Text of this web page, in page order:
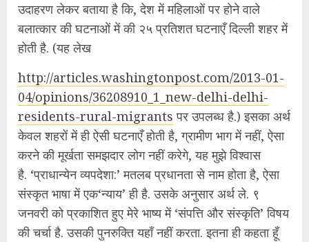
उदाहरण लेकर बताया है कि, देश में महिलाओं पर होने वाले
बलात्कार की घटनाओं में की २५ प्रतिशत घटनाएँ दिल्ली शहर में
होती है. (यह लेख
http://articles.washingtonpost.com/2013-01-
04/opinions/36208910_1_new-delhi-delhi-
residents-rural-migrants पर उपलब्ध है.) इसका अर्थ
केवल शहरों में ही ऐसी घटनाएँ होती है, ग्रामीण भाग में नहीं, ऐसा
करने की मूर्खता समझदार लोग नहीं करेगे, यह मुझे विश्‍वास
है. ‘प्राधान्येन व्यपदेशा:’ मतलब प्रधानता से नाम होता है, ऐसा
संस्कृत भाषा में एक‘न्याय’ ही है. उसके अनुसार अर्थ ले. ९
जनवरी को प्रकाशित हुए मेरे भाष्य में ‘संपत्ति और संस्कृति’ विषय
की चर्चा है. उसकी पुनरुक्ति यहॉं नहीं करता. इतना ही कहता हूँ